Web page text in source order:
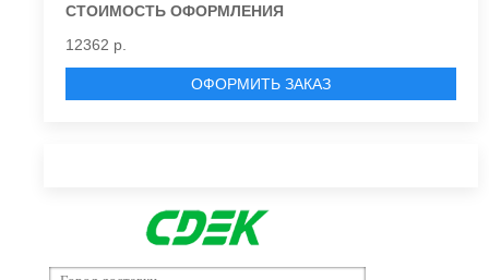
СТОИМОСТЬ ОФОРМЛЕНИЯ
12362 р.
ОФОРМИТЬ ЗАКАЗ